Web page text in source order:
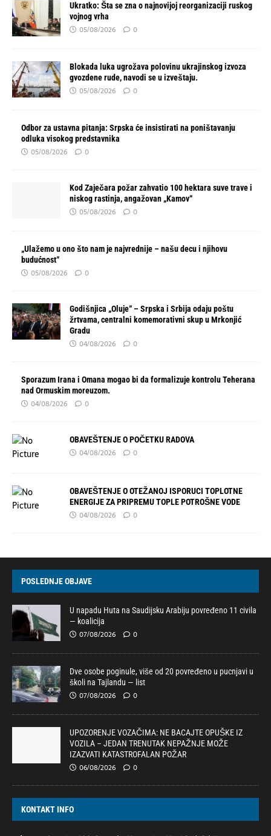
Ukratko: Šta se zna o najnovijoj reorganizaciji ruskog
vojnog vrha
05/08/2026 0
Blokada luka ugrožava polovinu ukrajinskog izvoza
gvozdene rude, navodi se u izveštaju.
05/08/2026 0
Odbor za ustavna pitanja: Srpska će insistirati na poništavanju
odluka visokog predstavnika
05/08/2026 0
Kod Zaječara požar zahvatio 100 hektara suve trave i
niskog rastinja, angažovan „Kamov“
05/08/2026 0
„Ulažemo u ono što nam je najvrednije – našu decu i njihovu
budućnost“
05/08/2026 0
Godišnjica „Oluje“ – Srpska i Srbija odaju poštu
žrtvama, centralni komemorativni skup u Mrkonjić
Gradu
04/08/2026 0
Sporazum Irana i Omana mogao bi da formalizuje kontrolu Teherana
nad Ormuskim moreuzom.
04/08/2026 0
OBAVEŠTENJE O POČETKU RADOVA
04/08/2026 0
OBAVEŠTENJE O OTEŽANOJ ISPORUCI TOPLOTNE
ENERGIJE ZA PRIPREMU TOPLE POTROŠNE VODE
04/08/2026 0
POSLEDNJE OBJAVE
U napadu Huta na Saudijsku Arabiju povređeno 11 civila
— koalicija
07/08/2026 0
Dve osobe poginule, više od 20 povređeno u pucnjavi u
školi na Tajlandu — list
07/08/2026 0
UPOZORENJE VOZAČIMA: NE BACAJTE OPUŠKE IZ
VOZILA – JEDAN TRENUTAK NEPAŽNJE MOŽE
IZAZVATI KATASTROFALAN POŽAR
06/08/2026 0
KONTAKT INFO